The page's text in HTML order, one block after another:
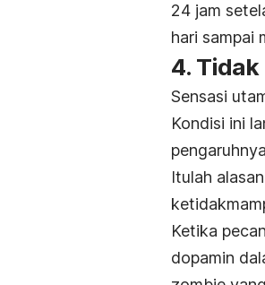
24 jam
hari sampai
4.
Sensasi
Kondisi ini
Itulah
Ketika
dopamin